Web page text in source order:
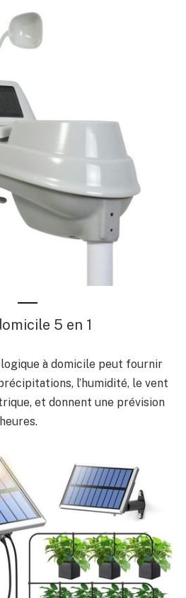
5 en 1
à domicile peut fournir
l’humidité, le vent
et donnent une prévision